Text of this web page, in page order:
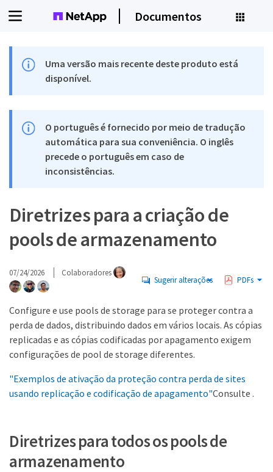
Documentos
Uma versão mais recente deste produto está
disponível.
O português é fornecido por meio de tradução
automática para sua conveniência. O inglês
precede o português em caso de
inconsistências.
Diretrizes para a criação de
pools de armazenamento
07/24/2026 Colaboradores
Sugerir alterações PDFs
Configure e use pools de storage para se proteger contra a
perda de dados, distribuindo dados em vários locais. As cópias
replicadas e as cópias codificadas por apagamento exigem
configurações de pool de storage diferentes.
"Exemplos de ativação da proteção contra perda de sites
usando replicação e codificação de apagamento"Consulte .
Diretrizes para todos os pools de
armazenamento